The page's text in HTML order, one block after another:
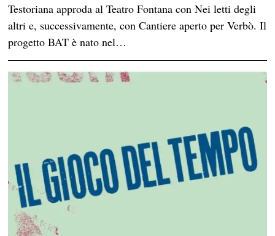
Testoriana approda al Teatro Fontana con Nei letti degli
altri e, successivamente, con Cantiere aperto per Verbò. Il
progetto BAT è nato nel…